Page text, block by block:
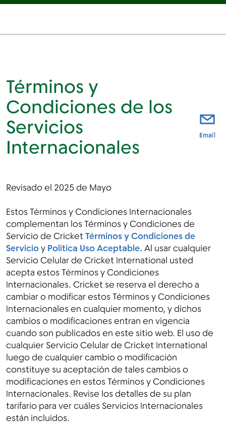
Menú
Términos y
Condiciones de los
Servicios
Internacionales
Email
Revisado el 2025 de Mayo
Estos Términos y Condiciones Internacionales
complementan los Términos y Condiciones de
Servicio de Cricket Términos y Condiciones de
Servicioy Política Uso Aceptable. Al usar cualquier
Servicio Celular de Cricket International usted
acepta estos Términos y Condiciones
Internacionales. Cricket se reserva el derecho a
cambiar o modificar estos Términos y Condiciones
Internacionales en cualquier momento, y dichos
cambios o modificaciones entran en vigencia
cuando son publicados en este sitio web. El uso de
cualquier Servicio Celular de Cricket International
luego de cualquier cambio o modificación
constituye su aceptación de tales cambios o
modificaciones en estos Términos y Condiciones
Internacionales. Revise los detalles de su plan
tarifario para ver cuáles Servicios Internacionales
están incluidos.